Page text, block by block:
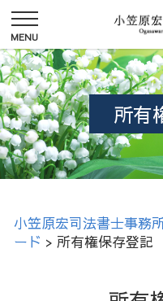
所有
小笠原宏司法書士事務
ード > 所有権保存登記